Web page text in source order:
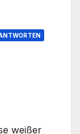
weißer